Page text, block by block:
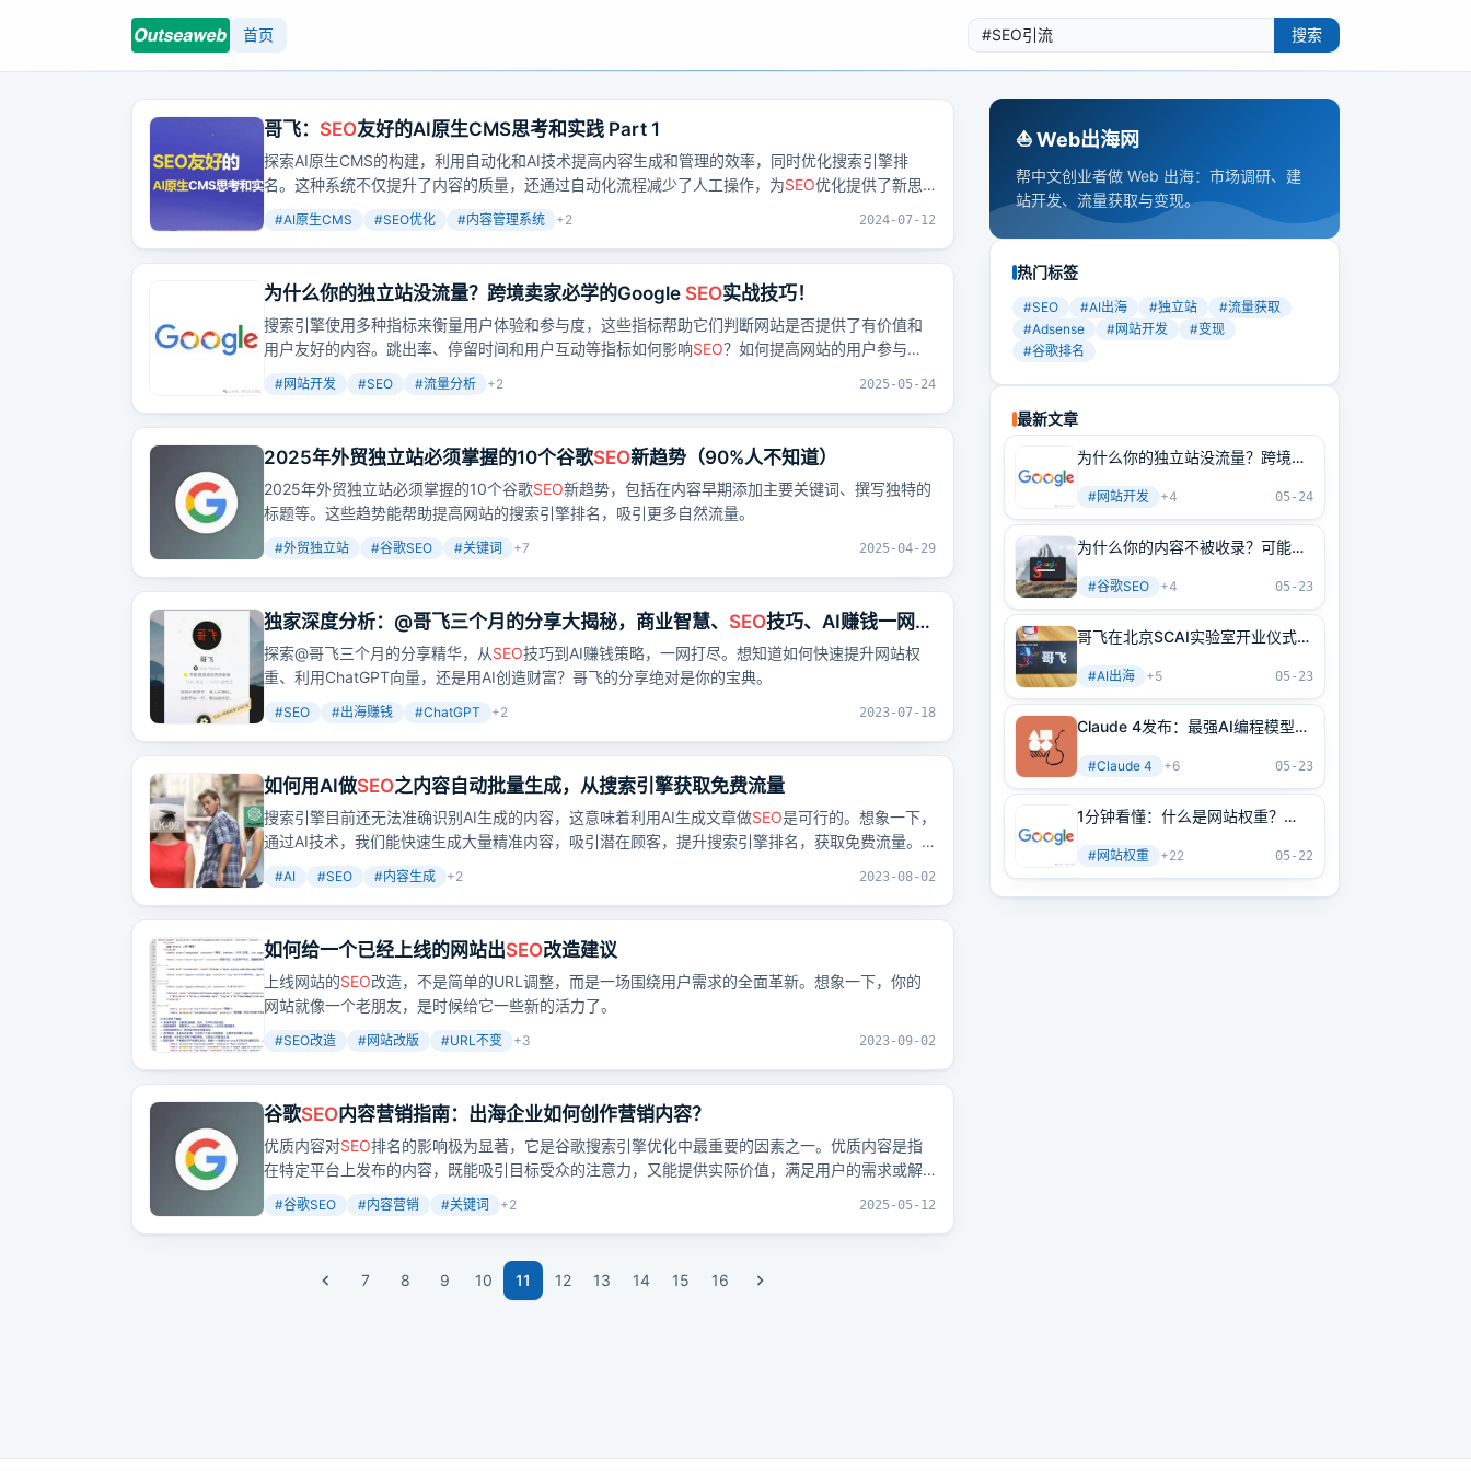
首页 搜索
哥飞： SEO友好的AI原生CMS思考和实践 Part 1
探索AI原生CMS的构建，利用自动化和AI技术提高内容生成和管理的效率，同时优化搜索引擎排
名。这种系统不仅提升了内容的质量，还通过自动化流程减少了人工操作，为SEO优化提供了新思
#AI原生CMS #SEO优化 #内容管理系统 +2 2024-07-12
为什么你的独立站没流量？跨境卖家必学的Google SEO实战技巧！
搜索引擎使用多种指标来衡量用户体验和参与度，这些指标帮助它们判断网站是否提供了有价值和
用户友好的内容。跳出率、停留时间和用户互动等指标如何影响SEO？如何提高网站的用户参与
度？哪些工具和技术可以提高网站内容的可读性？
#网站开发 #SEO #流量分析 +2 2025-05-24
2025年外贸独立站必须掌握的10个谷歌SEO新趋势（90%人不知道）
2025年外贸独立站必须掌握的10个谷歌SEO新趋势，包括在内容早期添加主要关键词、撰写独特的
标题等。这些趋势能帮助提高网站的搜索引擎排名，吸引更多自然流量。
#外贸独立站 #谷歌SEO #关键词 +7 2025-04-29
独家深度分析：@哥飞三个月的分享大揭秘，商业智慧、 SEO技巧、AI赚钱一网打
尽
探索@哥飞三个月的分享精华，从SEO技巧到AI赚钱策略，一网打尽。想知道如何快速提升网站权
重、利用ChatGPT向量，还是用AI创造财富？哥飞的分享绝对是你的宝典。
#SEO #出海赚钱 #ChatGPT +2 2023-07-18
如何用AI做SEO之内容自动批量生成，从搜索引擎获取免费流量
搜索引擎目前还无法准确识别AI生成的内容，这意味着利用AI生成文章做SEO是可行的。想象一下，
通过AI技术，我们能快速生成大量精准内容，吸引潜在顾客，提升搜索引擎排名，获取免费流量。
但记住，内容质量是关键，只有真正有价值的内容才能转化为有效顾客。
#AI #SEO #内容生成 +2 2023-08-02
如何给一个已经上线的网站出SEO改造建议
上线网站的SEO改造，不是简单的URL调整，而是一场围绕用户需求的全面革新。想象一下，你的
网站就像一个老朋友，是时候给它一些新的活力了。
#SEO改造 #网站改版 #URL不变 +3 2023-09-02
谷歌SEO内容营销指南：出海企业如何创作营销内容？
优质内容对SEO排名的影响极为显著，它是谷歌搜索引擎优化中最重要的因素之一。优质内容是指
在特定平台上发布的内容，既能吸引目标受众的注意力，又能提供实际价值，满足用户的需求或解
决用户的问题。
#谷歌SEO #内容营销 #关键词 +2 2025-05-12
7 8 9 10 11 12 13 14 15 16
⛵️ Web出海网
帮中文创业者做 Web 出海：市场调研、建
站开发、流量获取与变现。
热门标签
#SEO #AI出海 #独立站 #流量获取
#Adsense #网站开发 #变现
#谷歌排名
最新文章
为什么你的独立站没流量？跨境卖
#网站开发 +4 05-24
为什么你的内容不被收录？可能是
方法
#谷歌SEO +4 05-23
哥飞在北京SCAI实验室开业仪式上
#AI出海 +5 05-23
Claude 4发布：最强AI编程模型
#Claude 4 +6 05-23
1分钟看懂：什么是网站权重？
南（原创不易）
#网站权重 +22 05-22